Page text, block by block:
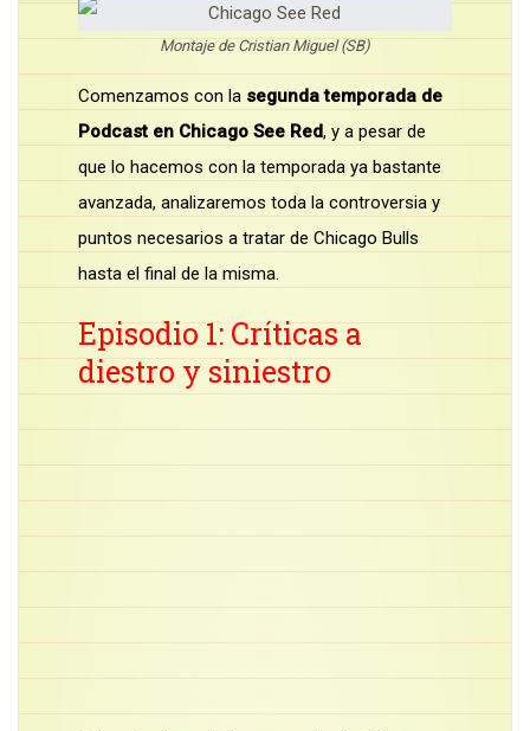
Montaje de Cristian Miguel (SB)
Comenzamos con la segunda temporada de
Podcast en Chicago See Red, y a pesar de
que lo hacemos con la temporada ya bastante
avanzada, analizaremos toda la controversia y
puntos necesarios a tratar de Chicago Bulls
hasta el final de la misma.
Episodio 1: Críticas a
diestro y siniestro